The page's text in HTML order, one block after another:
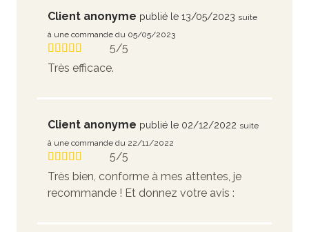
Client anonyme publié le 13/05/2023 suite
à une commande du 05/05/2023
5/5
Très efficace.
Client anonyme publié le 02/12/2022 suite
à une commande du 22/11/2022
5/5
Très bien, conforme à mes attentes, je
recommande ! Et donnez votre avis :